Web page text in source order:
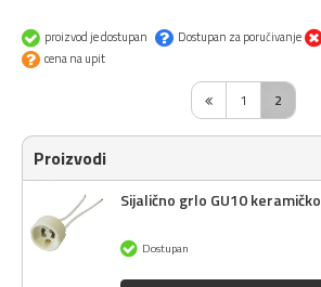
proizvod je dostupan Dostupan za poručivanje
cena na upit
1 2
Proizvodi
Sijalično grlo GU10 keramičko
Dostupan